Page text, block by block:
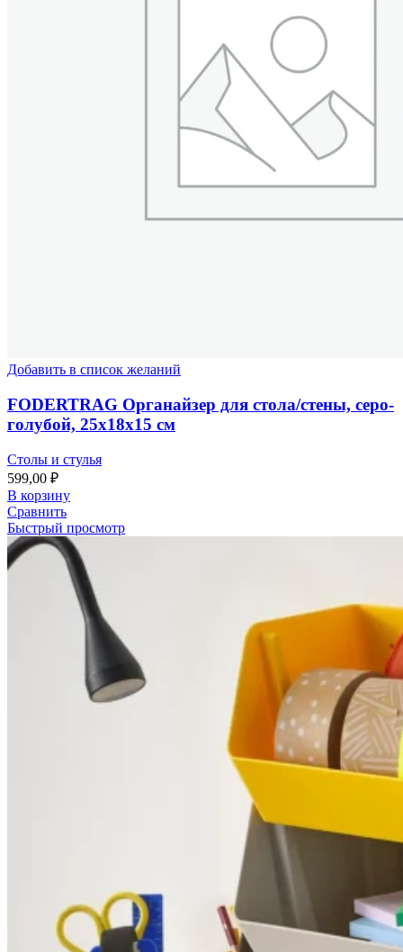
Добавить в список желаний
FODERTRAG Органайзер для стола/стены, серо-
голубой, 25x18x15 см
Столы и стулья
599,00 ₽
В корзину
Сравнить
Быстрый просмотр